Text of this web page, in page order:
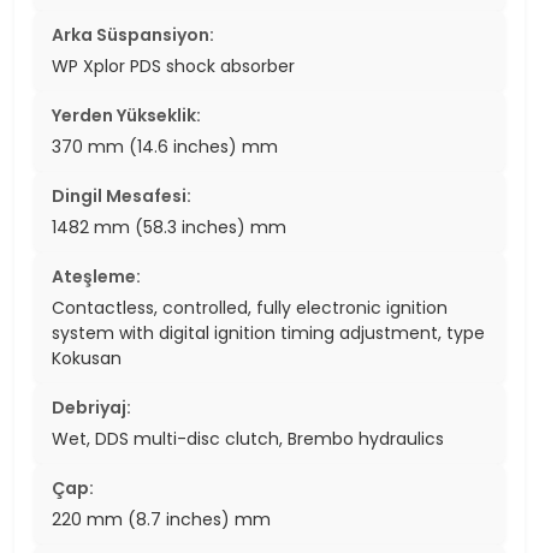
Arka Süspansiyon:
WP Xplor PDS shock absorber
Yerden Yükseklik:
370 mm (14.6 inches) mm
Dingil Mesafesi:
1482 mm (58.3 inches) mm
Ateşleme:
Contactless, controlled, fully electronic ignition
system with digital ignition timing adjustment, type
Kokusan
Debriyaj:
Wet, DDS multi-disc clutch, Brembo hydraulics
Çap:
220 mm (8.7 inches) mm